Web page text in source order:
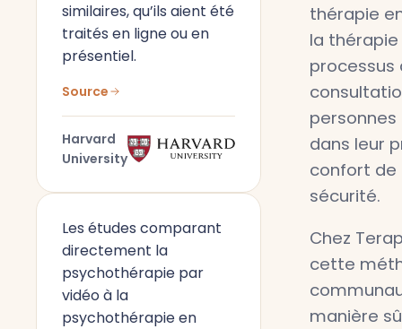
similaires, qu’ils aient été
traités en ligne ou en
présentiel.
Source
Harvard
University
Les études comparant
directement la
psychothérapie par
vidéo à la
psychothérapie en
thérapie
la
processus
personnes
dans leur
confort de
sécurité.
Chez
cette
manière